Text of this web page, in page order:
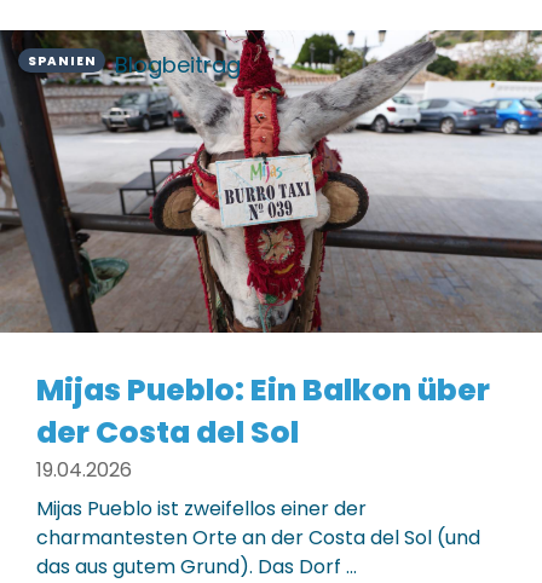
SPANIEN Blogbeitrag
Mijas Pueblo: Ein Balkon über
der Costa del Sol
19.04.2026
Mijas Pueblo ist zweifellos einer der
charmantesten Orte an der Costa del Sol (und
das aus gutem Grund). Das Dorf ...